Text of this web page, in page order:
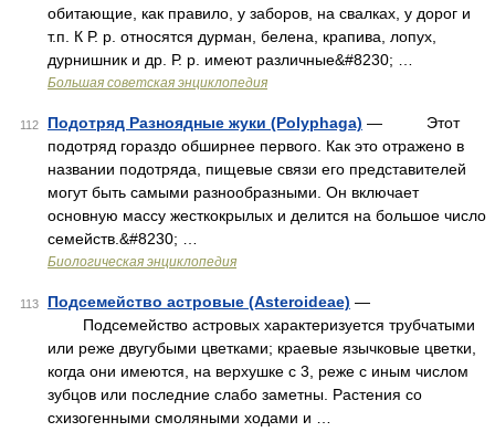
обитающие, как правило, у заборов, на свалках, у дорог и
т.п. К Р. р. относятся дурман, белена, крапива, лопух,
дурнишник и др. Р. р. имеют различные&#8230; …
Большая советская энциклопедия
112 Подотряд Разноядные жуки (Polyphaga) — Этот
подотряд гораздо обширнее первого. Как это отражено в
названии подотряда, пищевые связи его представителей
могут быть самыми разнообразными. Он включает
основную массу жесткокрылых и делится на большое число
семейств.&#8230; …
Биологическая энциклопедия
113 Подсемейство астровые (Asteroideae) —
Подсемейство астровых характеризуется трубчатыми
или реже двугубыми цветками; краевые язычковые цветки,
когда они имеются, на верхушке с 3, реже с иным числом
зубцов или последние слабо заметны. Растения со
схизогенными смоляными ходами и …